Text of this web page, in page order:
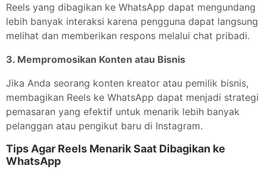
Reels yang dibagikan ke WhatsApp dapat mengundang
lebih banyak interaksi karena pengguna dapat langsung
melihat dan memberikan respons melalui chat pribadi.
3. Mempromosikan Konten atau Bisnis
Jika Anda seorang konten kreator atau pemilik bisnis,
membagikan Reels ke WhatsApp dapat menjadi strategi
pemasaran yang efektif untuk menarik lebih banyak
pelanggan atau pengikut baru di Instagram.
Tips Agar Reels Menarik Saat Dibagikan ke
WhatsApp